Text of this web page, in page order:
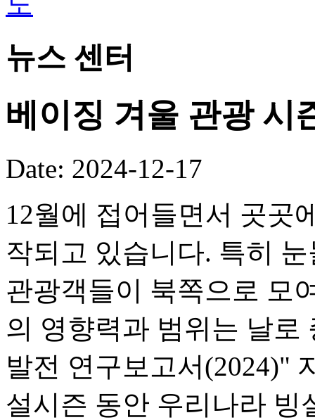
뉴스 센터
베이징 겨울 관광 시
Date: 2024-12-17
12월에 접어들면서 곳곳
작되고 있습니다. 특히
관광객들이 북쪽으로 모
의 영향력과 범위는 날로
발전 연구보고서(2024)"
설시즌 동안 우리나라 빙